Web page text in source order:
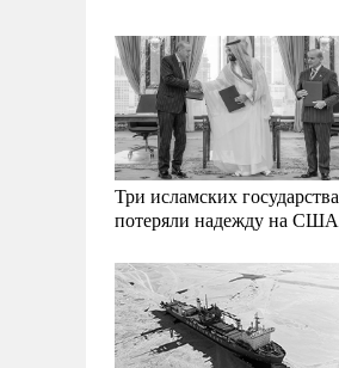
Три исламских государства
потеряли надежду на США